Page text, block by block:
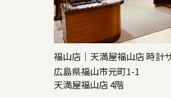
福山店｜天満屋福山店 時計
広島県福山市元町1-1
天満屋福山店 4階